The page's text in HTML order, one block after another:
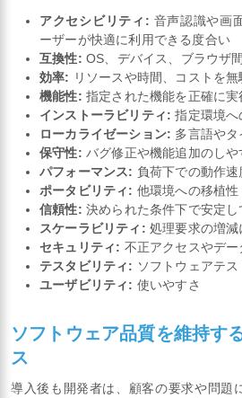
アクセシビリティ: 音声認識や画
ーザーが快適に利用できる度合い
互換性: OS、デバイス、ブラウザ
効率: リソースや時間、コストを
機能性: 指定された機能を正確に実
インストーラビリティ: 指定環境へ
ローカライゼーション: 多言語や
保守性: バグ修正や機能追加のしや
パフォーマンス: 負荷下での動作速
ポータビリティ: 他環境への移植性
信頼性: 決められた条件下で安定し
スケーラビリティ: 処理要求の増
セキュリティ: 不正アクセスやデ
テスタビリティ: ソフトウェアテス
ユーザビリティ: 使いやすさ
ソフトウェア品質を維持す
ス
導入後も開発者は、顧客の要求や問題